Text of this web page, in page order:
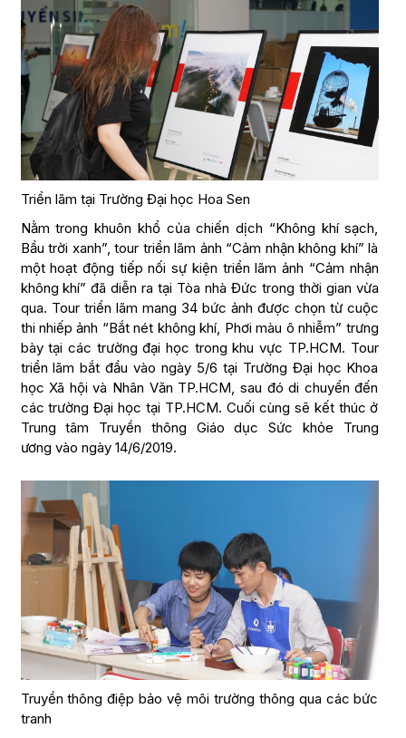
Triển lãm tại Trường Đại học Hoa Sen
Nằm trong khuôn khổ của chiến dịch “Không khí sạch,
Bầu trời xanh”, tour triển lãm ảnh “Cảm nhận không khí” là
một hoạt động tiếp nối sự kiện triển lãm ảnh “Cảm nhận
không khí” đã diễn ra tại Tòa nhà Đức trong thời gian vừa
qua. Tour triển lãm mang 34 bức ảnh được chọn từ cuộc
thi nhiếp ảnh “Bắt nét không khí, Phơi màu ô nhiễm” trưng
bày tại các trường đại học trong khu vực TP.HCM. Tour
triển lãm bắt đầu vào ngày 5/6 tại Trường Đại học Khoa
học Xã hội và Nhân Văn TP.HCM, sau đó di chuyển đến
các trường Đại học tại TP.HCM. Cuối cùng sẽ kết thúc ở
Trung tâm Truyền thông Giáo dục Sức khỏe Trung
ương vào ngày 14/6/2019.
Truyền thông điệp bảo vệ môi trường thông qua các bức
tranh